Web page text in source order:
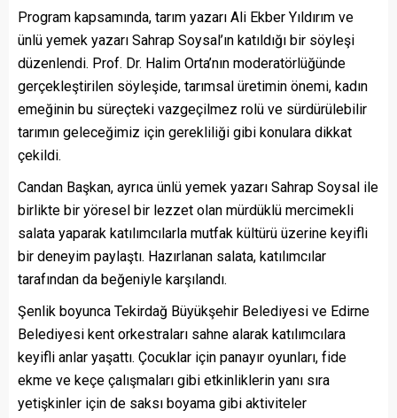
Program kapsamında, tarım yazarı Ali Ekber Yıldırım ve
ünlü yemek yazarı Sahrap Soysal’ın katıldığı bir söyleşi
düzenlendi. Prof. Dr. Halim Orta’nın moderatörlüğünde
gerçekleştirilen söyleşide, tarımsal üretimin önemi, kadın
emeğinin bu süreçteki vazgeçilmez rolü ve sürdürülebilir
tarımın geleceğimiz için gerekliliği gibi konulara dikkat
çekildi.
Candan Başkan, ayrıca ünlü yemek yazarı Sahrap Soysal ile
birlikte bir yöresel bir lezzet olan mürdüklü mercimekli
salata yaparak katılımcılarla mutfak kültürü üzerine keyifli
bir deneyim paylaştı. Hazırlanan salata, katılımcılar
tarafından da beğeniyle karşılandı.
Şenlik boyunca Tekirdağ Büyükşehir Belediyesi ve Edirne
Belediyesi kent orkestraları sahne alarak katılımcılara
keyifli anlar yaşattı. Çocuklar için panayır oyunları, fide
ekme ve keçe çalışmaları gibi etkinliklerin yanı sıra
yetişkinler için de saksı boyama gibi aktiviteler